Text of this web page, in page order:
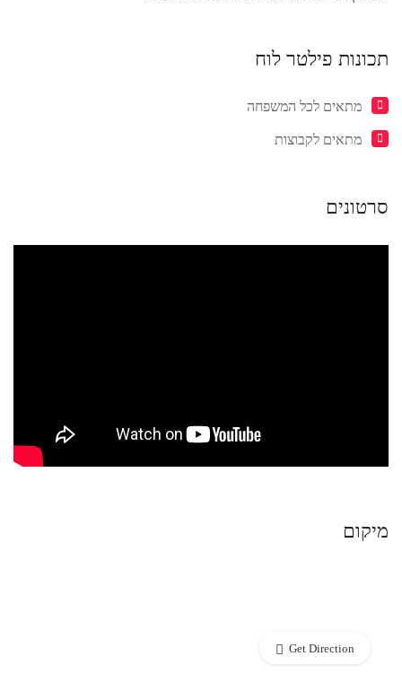
תכונות פילטר לוח
מתאים לכל המשפחה
מתאים לקבוצות
סרטונים
מיקום
Get Direction